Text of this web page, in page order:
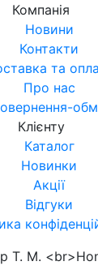
Компанія
Новини
Контакти
та
Про нас
Клієнту
Каталог
Новинки
Акції
Відгуки
Т. М.